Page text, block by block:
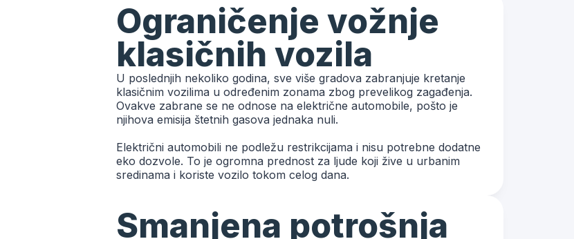
Ograničenje vožnje
klasičnih vozila
U poslednjih nekoliko godina, sve više gradova zabranjuje kretanje
klasičnim vozilima u određenim zonama zbog prevelikog zagađenja.
Ovakve zabrane se ne odnose na električne automobile, pošto je
njihova emisija štetnih gasova jednaka nuli.
Električni automobili ne podležu restrikcijama i nisu potrebne dodatne
eko dozvole. To je ogromna prednost za ljude koji žive u urbanim
sredinama i koriste vozilo tokom celog dana.
Smanjena potrošnja